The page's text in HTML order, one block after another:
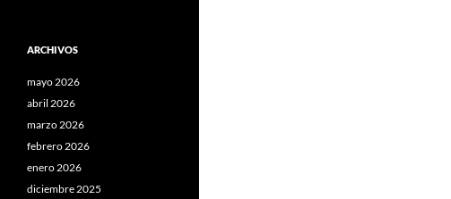
ARCHIVOS
mayo 2026
abril 2026
marzo 2026
febrero 2026
enero 2026
diciembre 2025